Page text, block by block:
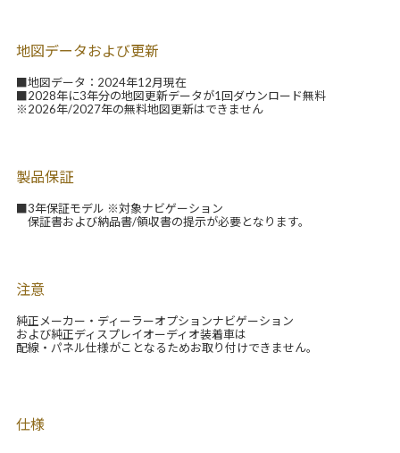
地図データおよび更新
■地図データ：2024年12月現在
■2028年に3年分の地図更新データが1回ダウンロード無料
※2026年/2027年の無料地図更新はできません
製品保証
■3年保証モデル ※対象ナビゲーション
保証書および納品書/領収書の提示が必要となります。
注意
純正メーカー・ディーラーオプションナビゲーション
および純正ディスプレイオーディオ装着車は
配線・パネル仕様がことなるためお取り付けできません。
仕様